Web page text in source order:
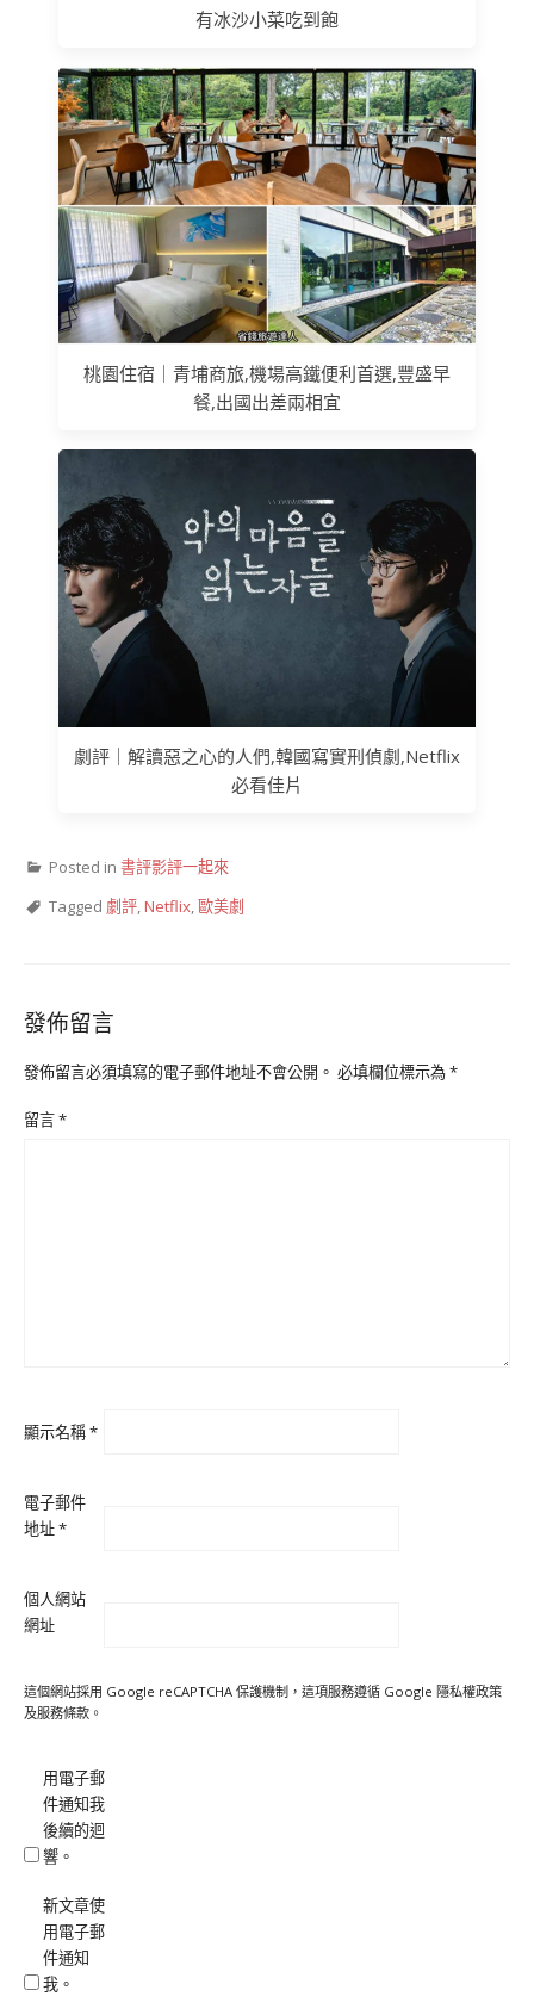
有冰沙小菜吃到飽
桃園住宿｜青埔商旅,機場高鐵便利首選,豐盛早
餐,出國出差兩相宜
劇評｜解讀惡之心的人們,韓國寫實刑偵劇,Netflix
必看佳片
Posted in 書評影評一起來
Tagged 劇評,Netflix,歐美劇
發佈留言
發佈留言必須填寫的電子郵件地址不會公開。 必填欄位標示為*
留言*
顯示名稱*
電子郵件
地址*
個人網站
網址
這個網站採用 Google reCAPTCHA 保護機制，這項服務遵循 Google 隱私權政策
及服務條款 。
用電子郵
件通知我
後續的迴
響。
新文章使
用電子郵
件通知
我。